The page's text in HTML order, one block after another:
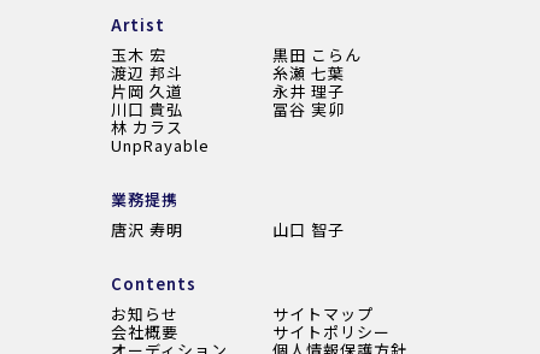
Artist
玉木 宏
黒田 こらん
渡辺 邦斗 糸瀬 七葉
片岡 久道 永井 理子
川口 貴弘 冨谷 実卯
林 カラス
UnpRayable
業務提携
唐沢 寿明
山口 智子
Contents
お知らせ
会社概要
サイトマップ
サイトポリシー